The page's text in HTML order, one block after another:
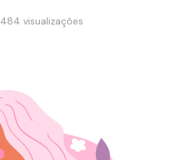
484 visualizações